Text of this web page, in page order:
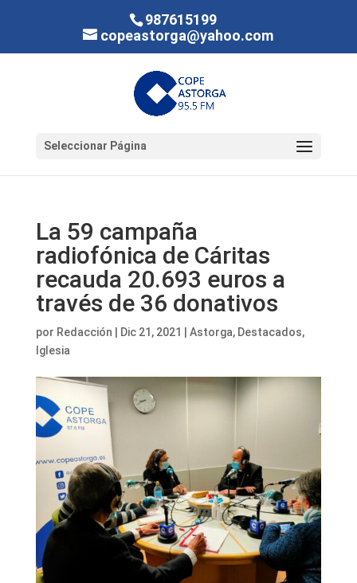
987615199
copeastorga@yahoo.com
Seleccionar Página
La 59 campaña
radiofónica de Cáritas
recauda 20.693 euros a
través de 36 donativos
por Redacción Dic 21, 2021 Astorga, Destacados,
Iglesia